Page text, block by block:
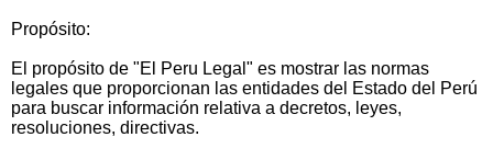
Propósito:
El propósito de "El Peru Legal" es mostrar las normas
legales que proporcionan las entidades del Estado del Perú
para buscar información relativa a decretos, leyes,
resoluciones, directivas.